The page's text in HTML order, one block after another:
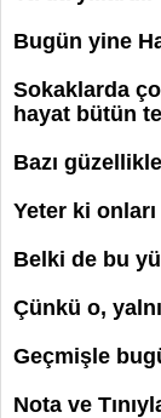
Bugün yine
Sokaklarda
hayat bütün
Bazı
Yeter ki
Belki de bu
Çünkü o,
Geçmişle
Nota ve